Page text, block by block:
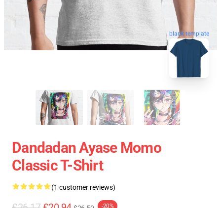
blank template
Dandadan Ayase Momo
Classic T-Shirt
(1 customer reviews)
-20%